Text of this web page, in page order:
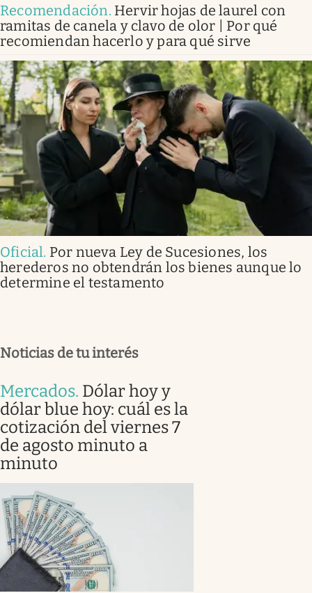
Recomendación. Hervir hojas de laurel con
ramitas de canela y clavo de olor | Por qué
recomiendan hacerlo y para qué sirve
Oficial. Por nueva Ley de Sucesiones, los
herederos no obtendrán los bienes aunque lo
determine el testamento
Noticias de tu interés
Mercados. Dólar hoy y
dólar blue hoy: cuál es la
cotización del viernes 7
de agosto minuto a
minuto